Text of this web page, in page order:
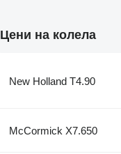
Цени на колела
New Holland T4.90
McCormick X7.650